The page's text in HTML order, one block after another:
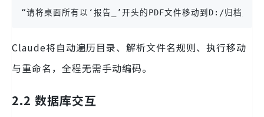
“请将桌面所有以‘报告_’开头的PDF文件移动到D:/归档/
Claude将自动遍历目录、解析文件名规则、执行移动
与重命名，全程无需手动编码。
2.2 数据库交互